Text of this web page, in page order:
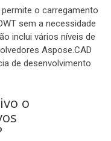
permite o carregamento
sem a necessidade
inclui vários níveis de
Aspose.CAD
de desenvolvimento
o